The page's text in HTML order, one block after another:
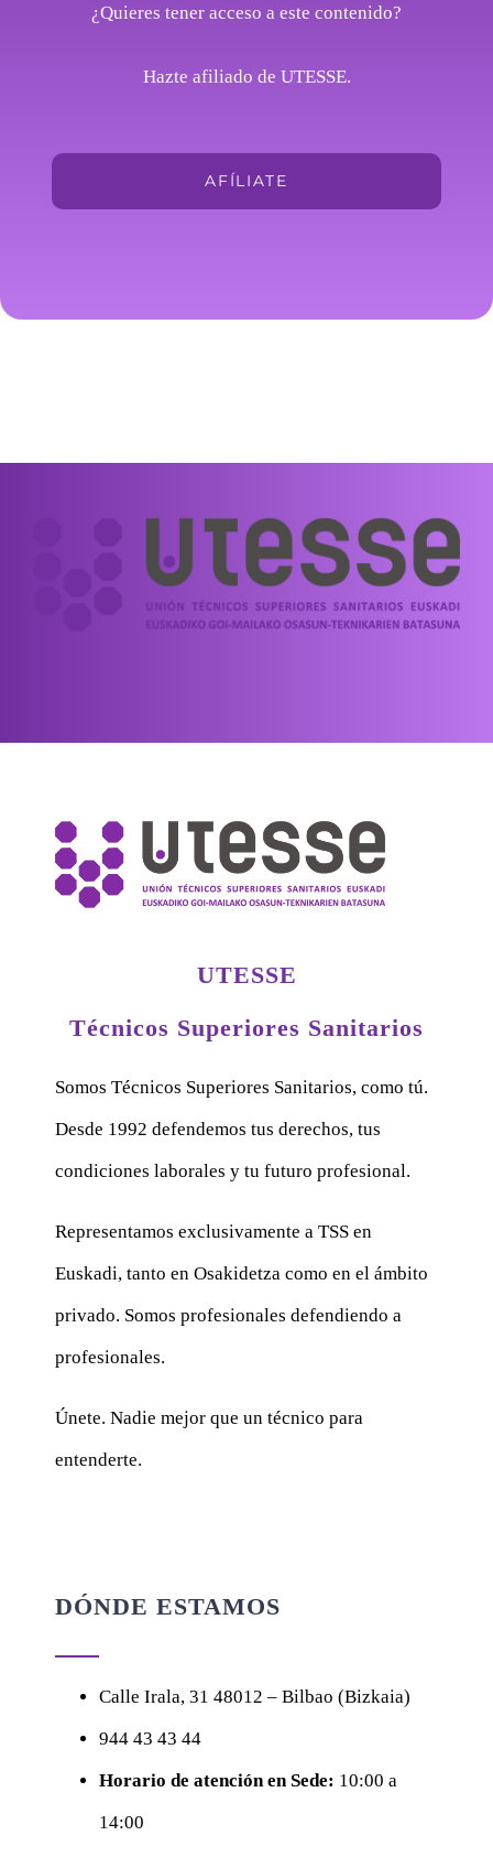
¿Quieres tener acceso a este contenido?
Hazte afiliado de UTESSE.
AFÍLIATE
UTESSE
Técnicos Superiores Sanitarios
Somos Técnicos Superiores Sanitarios, como tú.
Desde 1992 defendemos tus derechos, tus
condiciones laborales y tu futuro profesional.
Representamos exclusivamente a TSS en
Euskadi, tanto en Osakidetza como en el ámbito
privado. Somos profesionales defendiendo a
profesionales.
Únete. Nadie mejor que un técnico para
entenderte.
DÓNDE ESTAMOS
Calle Irala, 31 48012 – Bilbao (Bizkaia)
944 43 43 44
Horario de atención en Sede: 10:00 a
14:00